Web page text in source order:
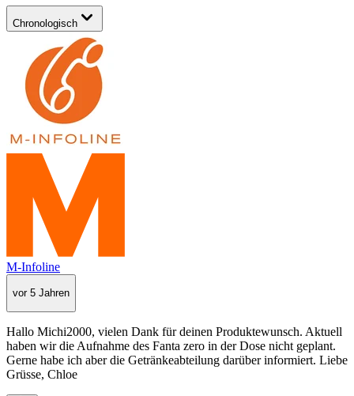
Chronologisch
M-Infoline
vor 5 Jahren
Hallo Michi2000, vielen Dank für deinen Produktewunsch. Aktuell
haben wir die Aufnahme des Fanta zero in der Dose nicht geplant.
Gerne habe ich aber die Getränkeabteilung darüber informiert. Liebe
Grüsse, Chloe